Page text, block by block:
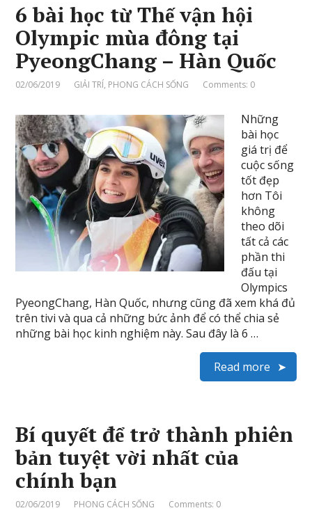
6 bài học từ Thế vận hội
Olympic mùa đông tại
PyeongChang – Hàn Quốc
02/06/2019 GIẢI TRÍ, PHONG CÁCH SỐNG Comments: 0
Những
bài học
giá trị để
cuộc sống
tốt đẹp
hơn Tôi
không
theo dõi
tất cả các
phần thi
đấu tại
Olympics
PyeongChang, Hàn Quốc, nhưng cũng đã xem khá đủ
trên tivi và qua cả những bức ảnh để có thể chia sẻ
những bài học kinh nghiệm này. Sau đây là 6 …
Read more
Bí quyết để trở thành phiên
bản tuyệt vời nhất của
chính bạn
02/06/2019 PHONG CÁCH SỐNG Comments: 0